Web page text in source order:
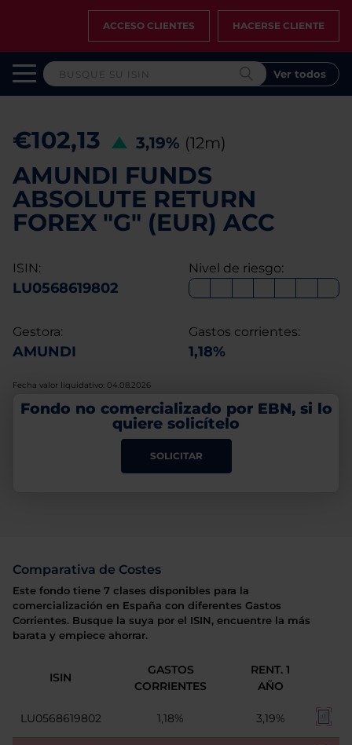
ACCESO CLIENTES HACERSE CLIENTE
Ver todos
€102,13 3,19% (12m)
AMUNDI FUNDS
ABSOLUTE RETURN
FOREX "G" (EUR) ACC
ISIN:
LU0568619802
Nivel de riesgo:
Gestora:
AMUNDI
Gastos corrientes:
1,18%
Fecha valor liquidativo: 04.08.2026
Fondo no comercializado por EBN, si lo
quiere solicítelo
SOLICITAR
Comparativa de Costes
Este fondo tiene 7 clases disponibles para la
comercialización en España con diferentes Gastos
Corrientes. Busque la suya por el ISIN, encuentre la más
barata y empiece ahorrar.
ISIN
GASTOS
CORRIENTES
RENT. 1
AÑO
LU0568619802 1,18% 3,19%